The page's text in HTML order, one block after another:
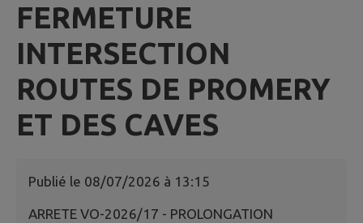
FERMETURE
INTERSECTION
ROUTES DE PROMERY
ET DES CAVES
Publié le 08/07/2026 à 13:15
ARRETE VO-2026/17 - PROLONGATION